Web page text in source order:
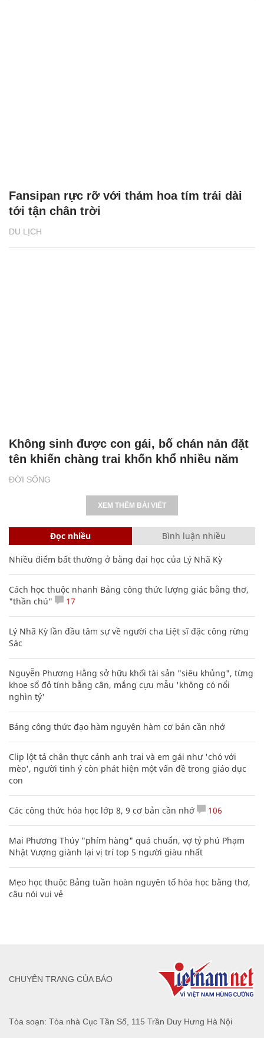
DU LỊCH
Fansipan rực rỡ với thảm hoa tím trải dài
tới tận chân trời
ĐỜI SỐNG
Không sinh được con gái, bố chán nản đặt
tên khiến chàng trai khốn khổ nhiều năm
XEM THÊM BÀI VIẾT
Đọc nhiều Bình luận nhiều
Nhiều điểm bất thường ở bằng đại học của Lý Nhã Kỳ
Cách học thuộc nhanh Bảng công thức lượng giác bằng thơ,
"thần chú"
17
Lý Nhã Kỳ lần đầu tâm sự về người cha Liệt sĩ đặc công rừng
Sác
Nguyễn Phương Hằng sở hữu khối tài sản "siêu khủng", từng
khoe sổ đỏ tính bằng cân, mắng cựu mẫu 'không có nổi
nghìn tỷ'
Bảng công thức đạo hàm nguyên hàm cơ bản cần nhớ
Clip lột tả chân thực cảnh anh trai và em gái như 'chó với
mèo', người tinh ý còn phát hiện một vấn đề trong giáo dục
con
Các công thức hóa học lớp 8, 9 cơ bản cần nhớ 106
Mai Phương Thúy "phím hàng" quá chuẩn, vợ tỷ phú Phạm
Nhật Vượng giành lại vị trí top 5 người giàu nhất
Mẹo học thuộc Bảng tuần hoàn nguyên tố hóa học bằng thơ,
câu nói vui vẻ
Tòa soạn: Tòa nhà Cục Tần Số, 115 Trần Duy Hưng Hà Nội
CHUYÊN TRANG CỦA BÁO